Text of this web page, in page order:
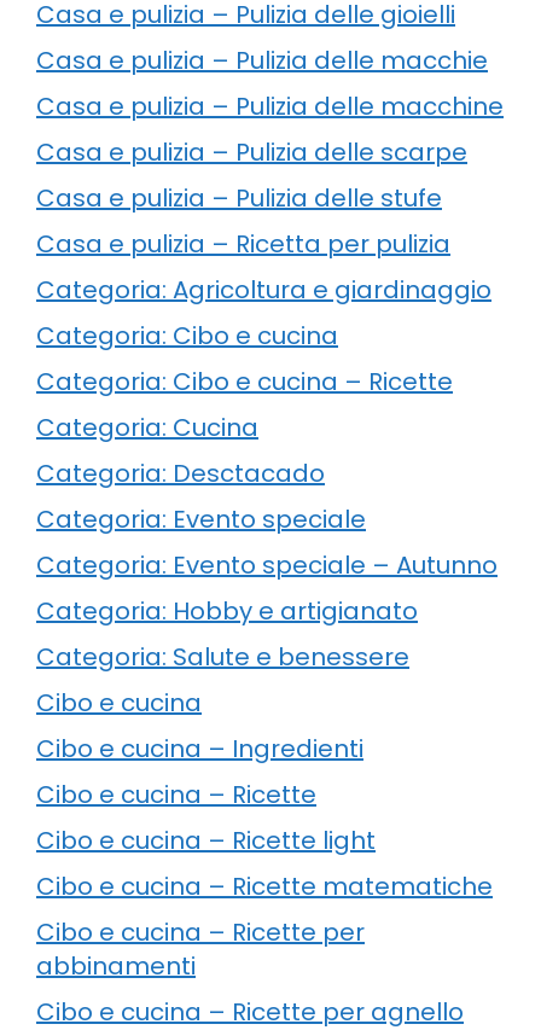
Casa e pulizia – Pulizia delle gioielli
Casa e pulizia – Pulizia delle macchie
Casa e pulizia – Pulizia delle macchine
Casa e pulizia – Pulizia delle scarpe
Casa e pulizia – Pulizia delle stufe
Casa e pulizia – Ricetta per pulizia
Categoria: Agricoltura e giardinaggio
Categoria: Cibo e cucina
Categoria: Cibo e cucina – Ricette
Categoria: Cucina
Categoria: Desctacado
Categoria: Evento speciale
Categoria: Evento speciale – Autunno
Categoria: Hobby e artigianato
Categoria: Salute e benessere
Cibo e cucina
Cibo e cucina – Ingredienti
Cibo e cucina – Ricette
Cibo e cucina – Ricette light
Cibo e cucina – Ricette matematiche
Cibo e cucina – Ricette per
abbinamenti
Cibo e cucina – Ricette per agnello